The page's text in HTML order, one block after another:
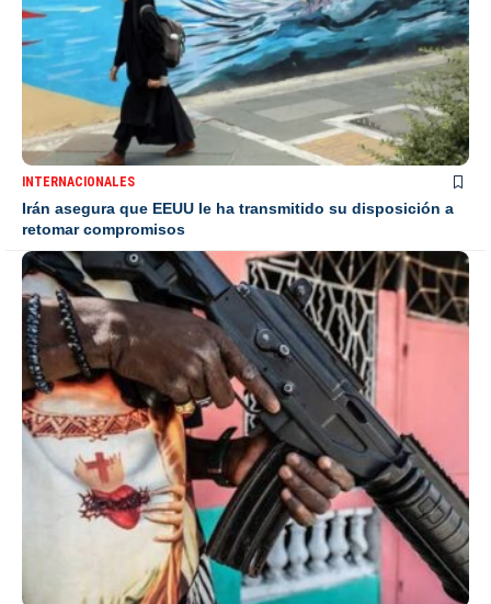
INTERNACIONALES
Irán asegura que EEUU le ha transmitido su disposición a
retomar compromisos